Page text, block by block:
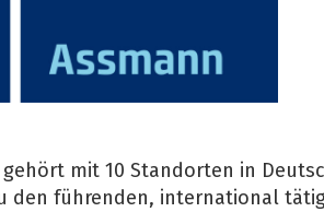
mit 10 Standorten in
den führenden, international